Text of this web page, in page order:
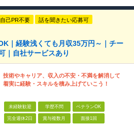
自己PR不要 話を聞きたい応募可
｜経験浅くても月収35万円～｜チー
｜自社サービスあり
技術やキャリア、収入の不安・不満を解消して
着実に経験・スキルを積み上げていこう！
未経験歓迎 学歴不問 ベテランOK
完全週休2日 賞与複数月 面接1回